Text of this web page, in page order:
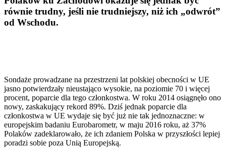
równie trudny, jeśli nie trudniejszy, niż ich „odwrót”
od Wschodu.
Sondaże prowadzane na przestrzeni lat polskiej obecności w UE
jasno potwierdzały nieustająco wysokie, na poziomie 70 i więcej
procent, poparcie dla tego członkostwa. W roku 2014 osiągnęło ono
nowy, zaskakujący rekord 89%. Dziś jednak poparcie dla
członkostwa w UE wydaje się być już nie tak jednoznaczne: w
europejskim badaniu Eurobarometr, w maju 2016 roku, aż 37%
Polaków zadeklarowało, że ich zdaniem Polska w przyszłości lepiej
poradzi sobie poza Unią Europejską.